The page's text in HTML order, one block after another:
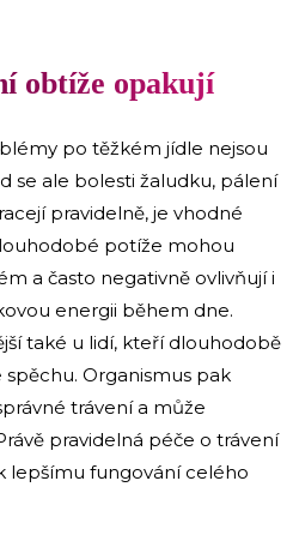
obtíže opakují
po těžkém jídle nejsou
se ale bolesti žaludku, pálení
pravidelně, je vhodné
potíže mohou
a často negativně ovlivňují i
energii během dne.
také u lidí, kteří dlouhodobě
Organismus pak
trávení a může
pravidelná péče o trávení
lepšímu fungování celého